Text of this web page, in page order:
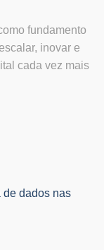
fundamento
inovar e
cada vez mais
de dados nas